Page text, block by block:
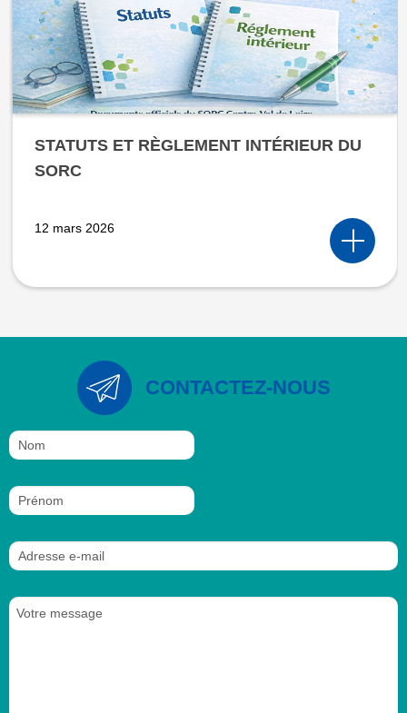
STATUTS ET RÈGLEMENT INTÉRIEUR DU
SORC
12 mars 2026
CONTACTEZ-NOUS